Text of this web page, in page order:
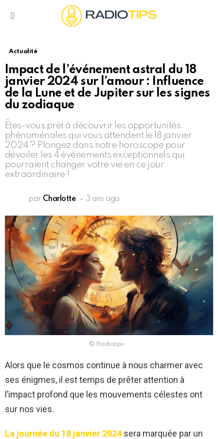
Actualité
Impact de l’événement astral du 18
janvier 2024 sur l’amour : Influence
de la Lune et de Jupiter sur les signes
du zodiaque
Êtes-vous prêt à découvrir les opportunités
phénoménales qui vous attendent le 18 janvier
2024 ? Plongez dans notre horoscope pour
dévoiler les 4 événements exceptionnels qui
pourraient changer votre vie en ce jour
extraordinaire !
par Charlotte 3 ans ago
© Radiotips
Alors que le cosmos continue à nous charmer avec
ses énigmes, il est temps de prêter attention à
l’impact profond que les mouvements célestes ont
sur nos vies.
La journée du 18 janvier 2024 sera marquée par un